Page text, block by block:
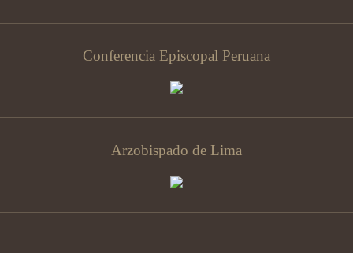
Conferencia Episcopal Peruana
Arzobispado de Lima